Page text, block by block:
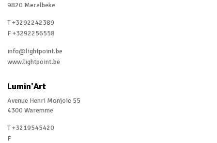
9820 Merelbeke
T +3292242389
F +3292256558
info@lightpoint.be
www.lightpoint.be
Lumin'Art
Avenue Henri Monjoie 55
4300 Waremme
T +3219545420
F